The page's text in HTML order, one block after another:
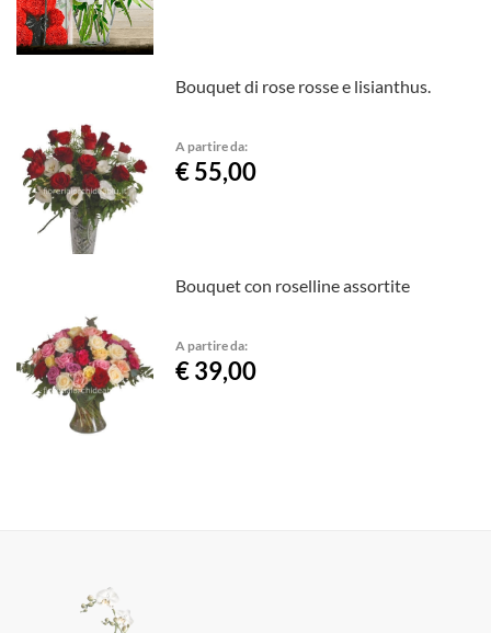
Bouquet di rose rosse e lisianthus.
A partire da:
€ 55,00
Bouquet con roselline assortite
A partire da:
€ 39,00